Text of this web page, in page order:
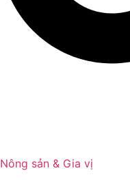
Nông sản & Gia vị